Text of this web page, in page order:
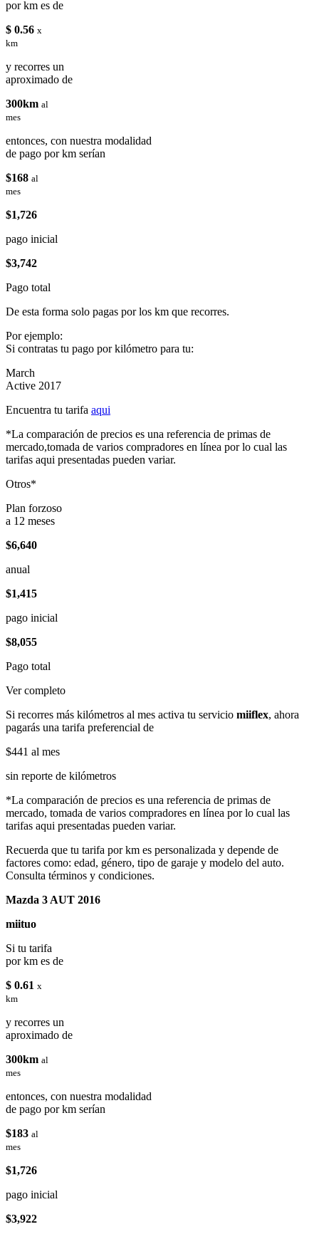
por km es de
$ 0.56 x
km
y recorres un
aproximado de
300km al
mes
entonces, con nuestra modalidad
de pago por km serían
$168 al
mes
$1,726
pago inicial
$3,742
Pago total
De esta forma solo pagas por los km que recorres.
Por ejemplo:
Si contratas tu pago por kilómetro para tu:
March
Active 2017
Encuentra tu tarifa aqui
*La comparación de precios es una referencia de primas de
mercado,tomada de varios compradores en línea por lo cual las
tarifas aqui presentadas pueden variar.
Otros*
Plan forzoso
a 12 meses
$6,640
anual
$1,415
pago inicial
$8,055
Pago total
Ver completo
Si recorres más kilómetros al mes activa tu servicio miiflex, ahora
pagarás una tarifa preferencial de
$441 al mes
sin reporte de kilómetros
*La comparación de precios es una referencia de primas de
mercado, tomada de varios compradores en línea por lo cual las
tarifas aqui presentadas pueden variar.
Recuerda que tu tarifa por km es personalizada y depende de
factores como: edad, género, tipo de garaje y modelo del auto.
Consulta términos y condiciones.
Mazda 3 AUT 2016
miituo
Si tu tarifa
por km es de
$ 0.61 x
km
y recorres un
aproximado de
300km al
mes
entonces, con nuestra modalidad
de pago por km serían
$183 al
mes
$1,726
pago inicial
$3,922